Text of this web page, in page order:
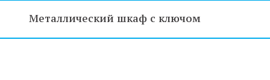
Металлический шкаф с ключом